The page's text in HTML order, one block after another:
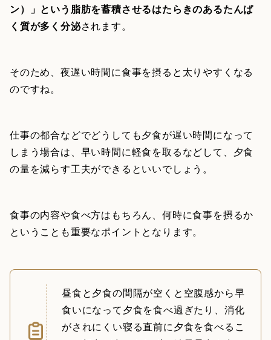
ン）」という脂肪を蓄積させるはたらきのあるたんぱ
く質が多く分泌されます。
そのため、夜遅い時間に食事を摂ると太りやすくなる
のですね。
仕事の都合などでどうしても夕食が遅い時間になって
しまう場合は、早い時間に軽食を取るなどして、夕食
の量を減らす工夫ができるといいでしょう。
食事の内容や食べ方はもちろん、何時に食事を摂るか
ということも重要なポイントとなります。
昼食と夕食の間隔が空くと空腹感から早
食いになって夕食を食べ過ぎたり、消化
がされにくい寝る直前に夕食を食べるこ